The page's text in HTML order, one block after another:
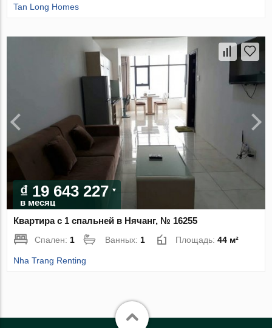
Tan Long Homes
₫ 19 643 227
в месяц
Квартира с 1 спальней в Нячанг, № 16255
Спален: 1 Ванных: 1 Площадь:44 м²
Nha Trang Renting